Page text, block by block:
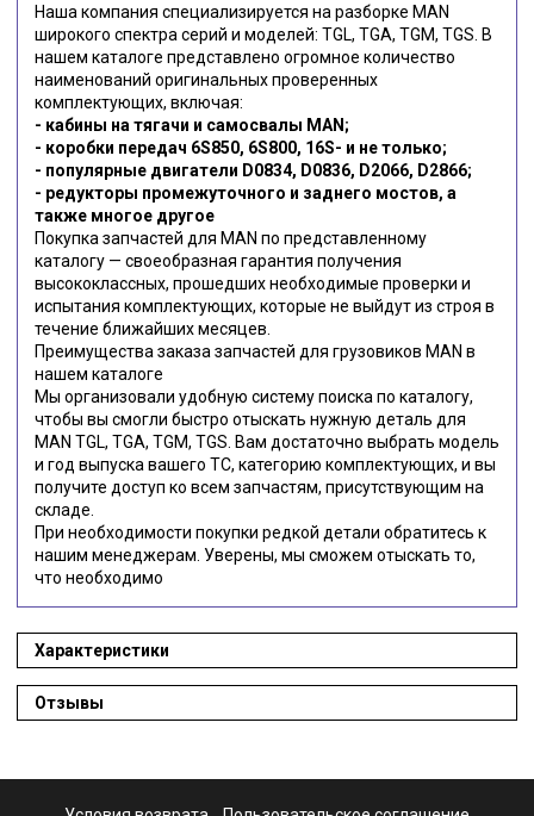
Наша компания специализируется на разборке MAN
широкого спектра серий и моделей: TGL, TGA, TGM, TGS. В
нашем каталоге представлено огромное количество
наименований оригинальных проверенных
комплектующих, включая:
- кабины на тягачи и самосвалы MAN;
- коробки передач 6S850, 6S800, 16S- и не только;
- популярные двигатели D0834, D0836, D2066, D2866;
- редукторы промежуточного и заднего мостов, а
также многое другое
Покупка запчастей для MAN по представленному
каталогу — своеобразная гарантия получения
высококлассных, прошедших необходимые проверки и
испытания комплектующих, которые не выйдут из строя в
течение ближайших месяцев.
Преимущества заказа запчастей для грузовиков MAN в
нашем каталоге
Мы организовали удобную систему поиска по каталогу,
чтобы вы смогли быстро отыскать нужную деталь для
MAN TGL, TGA, TGM, TGS. Вам достаточно выбрать модель
и год выпуска вашего ТС, категорию комплектующих, и вы
получите доступ ко всем запчастям, присутствующим на
складе.
При необходимости покупки редкой детали обратитесь к
нашим менеджерам. Уверены, мы сможем отыскать то,
что необходимо
Характеристики
Отзывы